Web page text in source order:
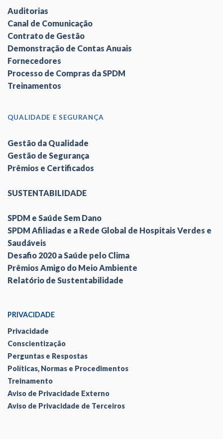
Auditorias
Canal de Comunicação
Contrato de Gestão
Demonstração de Contas Anuais
Fornecedores
Processo de Compras da SPDM
Treinamentos
QUALIDADE E SEGURANÇA
Gestão da Qualidade
Gestão de Segurança
Prêmios e Certificados
SUSTENTABILIDADE
SPDM e Saúde Sem Dano
SPDM Afiliadas e a Rede Global de Hospitais Verdes e
Saudáveis
Desafio 2020 a Saúde pelo Clima
Prêmios Amigo do Meio Ambiente
Relatório de Sustentabilidade
PRIVACIDADE
Privacidade
Conscientização
Perguntas e Respostas
Políticas, Normas e Procedimentos
Treinamento
Aviso de Privacidade Externo
Aviso de Privacidade de Terceiros